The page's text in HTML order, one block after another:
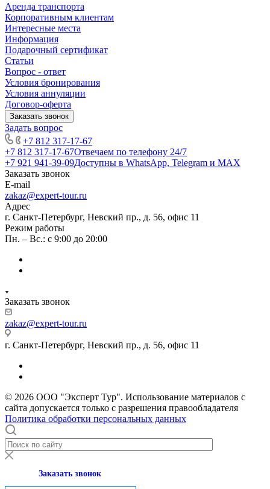
Аренда транспорта
Корпоративным клиентам
Интересные места
Информация
Подарочный сертификат
Статьи
Вопрос - ответ
Условия бронирования
Условия аннуляции
Договор-оферта
Заказать звонок
Задать вопрос
+7 812 317-17-67
+7 812 317-17-67Отвечаем по телефону 24/7
+7 921 941-39-09Доступны в WhatsApp, Telegram и MAX
Заказать звонок
E-mail
zakaz@expert-tour.ru
Адрес
г. Санкт-Петербург, Невский пр., д. 56, офис 11
Режим работы
Пн. – Вс.: с 9:00 до 20:00
Заказать звонок
zakaz@expert-tour.ru
г. Санкт-Петербург, Невский пр., д. 56, офис 11
© 2026 ООО "Эксперт Тур". Использование материалов с
сайта допускается только с разрешения правообладателя
Политика обработки персональных данных
Заказать звонок